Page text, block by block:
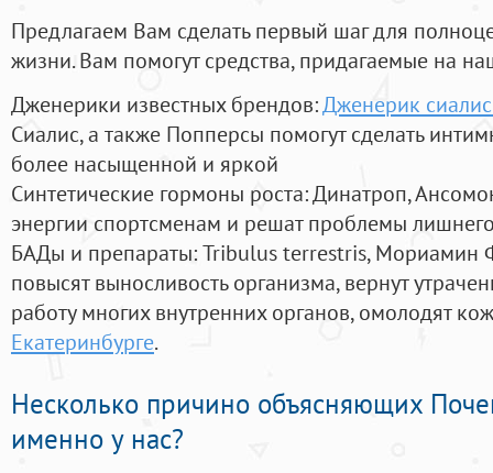
Предлагаем Вам сделать первый шаг для
жизни. Вам помогут средства, придагаемые на
Дженерики известных брендов:Дженерик
Сиалис, а также Попперсы помогут сделать
более насыщенной и яркой
Синтетические гормоны роста: Динатроп,
энергии спортсменам и решат проблемы
БАДы и препараты:Tribulus terrestris, Мориамин
повысят выносливость организма, вернут
работу многих внутренних органов, омолодят
Екатеринбурге.
Несколько причино объясняющих
именно у нас?